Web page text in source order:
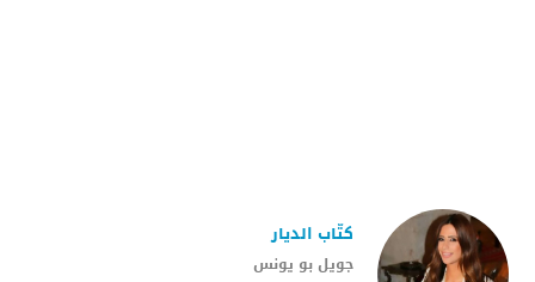
جويل بو يونس
كتّاب الديار